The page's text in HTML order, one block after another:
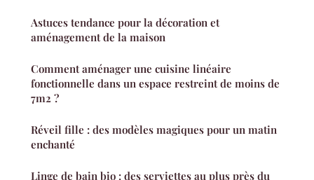
Astuces tendance pour la décoration et
aménagement de la maison
Comment aménager une cuisine linéaire
fonctionnelle dans un espace restreint de moins de
7m2 ?
Réveil fille : des modèles magiques pour un matin
enchanté
Linge de bain bio : des serviettes au plus près du